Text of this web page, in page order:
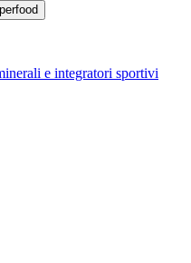
e integratori sportivi